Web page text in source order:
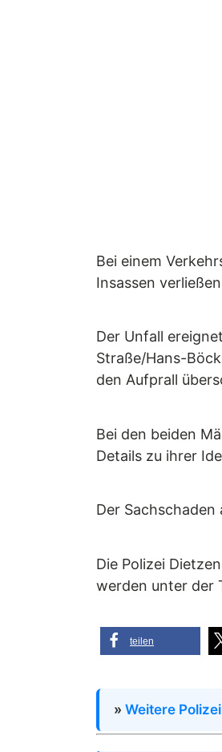
Bei einem
Insassen
Der Unfall
Straße/Hans-
den Aufprall
Bei den beiden
Details zu ihrer
Der
Die Polizei
werden unter der
teilen
» Weitere